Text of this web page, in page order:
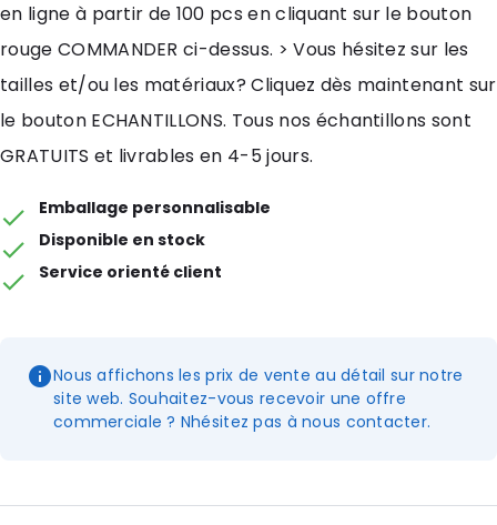
en ligne à partir de 100 pcs en cliquant sur le bouton
rouge COMMANDER ci-dessus. > Vous hésitez sur les
tailles et/ou les matériaux? Cliquez dès maintenant sur
le bouton ECHANTILLONS. Tous nos échantillons sont
GRATUITS et livrables en 4-5 jours.
Emballage personnalisable
Disponible en stock
Service orienté client
Nous affichons les prix de vente au détail sur notre
site web. Souhaitez-vous recevoir une offre
commerciale ? Nhésitez pas à nous contacter.